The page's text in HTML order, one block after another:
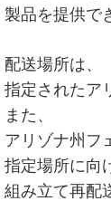
製品を提供で
配送場所は、
指定されたア
また、
アリゾナ州フ
指定場所に向
組み立て再配